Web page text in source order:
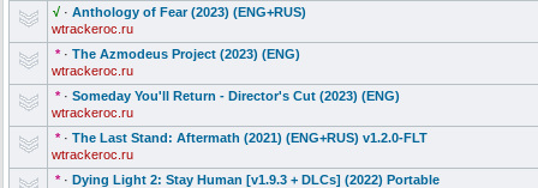
√ · Anthology of Fear (2023) (ENG+RUS)
wtrackeroc.ru
* · The Azmodeus Project (2023) (ENG)
wtrackeroc.ru
* · Someday You'll Return - Director's Cut (2023) (ENG)
wtrackeroc.ru
* · The Last Stand: Aftermath (2021) (ENG+RUS) v1.2.0-FLT
wtrackeroc.ru
* · Dying Light 2: Stay Human [v1.9.3 + DLCs] (2022) Portable